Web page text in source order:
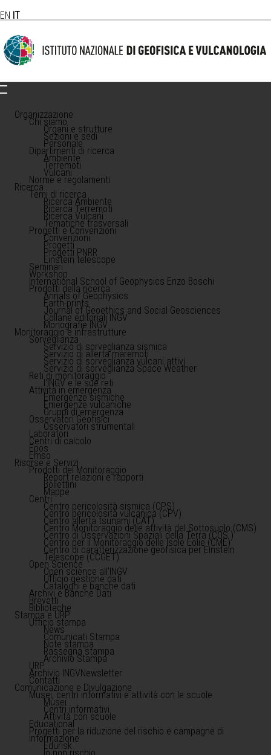
EN IT
Organizzazione
Chi siamo
Organi e strutture
Sezioni e sedi
Personale
Dipartimenti di ricerca
Ambiente
Terremoti
Vulcani
Norme e regolamenti
Ricerca
Temi di ricerca
Ricerca Ambiente
Ricerca Terremoti
Ricerca Vulcani
Tematiche trasversali
Progetti e Convenzioni
Convenzioni
Progetti
Progetti PNRR
Einstein telescope
Seminari
Workshop
International School of Geophysics Enzo Boschi
Prodotti della ricerca
Annals of Geophysics
Earth-prints
Journal of Geoethics and Social Geosciences
Collane editoriali INGV
Monografie INGV
Monitoraggio e infrastrutture
Sorveglianza
Servizio di sorveglianza sismica
Servizio di allerta maremoti
Servizio di sorveglianza vulcani attivi
Servizio di sorveglianza Space Weather
Reti di monitoraggio
l'INGV e le sue reti
Attività in emergenza
Emergenze sismiche
Emergenze vulcaniche
Gruppi di emergenza
Osservatori Geofisici
Osservatori strumentali
Laboratori
Centri di calcolo
Epos
Emso
Risorse e Servizi
Prodotti del Monitoraggio
Report relazioni e rapporti
Bollettini
Mappe
Centri
Centro pericolosità sismica (CPS)
Centro pericolosità vulcanica (CPV)
Centro allerta tsunami (CAT)
Centro Monitoraggio delle attività del Sottosuolo (CMS)
Centro di Osservazioni Spaziali della Terra (COS )
Centro per il Monitoraggio delle Isole Eolie (CME)
Centro di caratterizzazione geofisica per Einstein
Telescope (CCGET)
Open Science
Open science all'INGV
Ufficio gestione dati
Cataloghi e banche dati
Archivi e Banche Dati
Brevetti
Biblioteche
Stampa e URP
Ufficio stampa
News
Comunicati Stampa
Note stampa
Rassegna stampa
Archivio Stampa
URP
Archivio INGVNewsletter
Contatti
Comunicazione e Divulgazione
Musei, centri informativi e attività con le scuole
Musei
Centri informativi
Attività con scuole
Educational
Progetti per la riduzione del rischio e campagne di
informazione
Edurisk
Io non rischio